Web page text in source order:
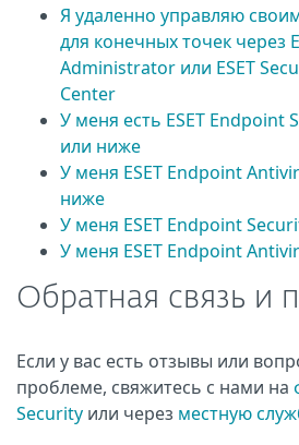
Я удаленно управляю
для конечных точек через
Administrator или ESET
Center
У меня есть ESET Endpoint
или ниже
У меня ESET Endpoint
ниже
У меня ESET Endpoint
У меня ESET Endpoint
Обратная связь и
Если у вас есть отзывы или
проблеме, свяжитесь с нами на
Security или через местную